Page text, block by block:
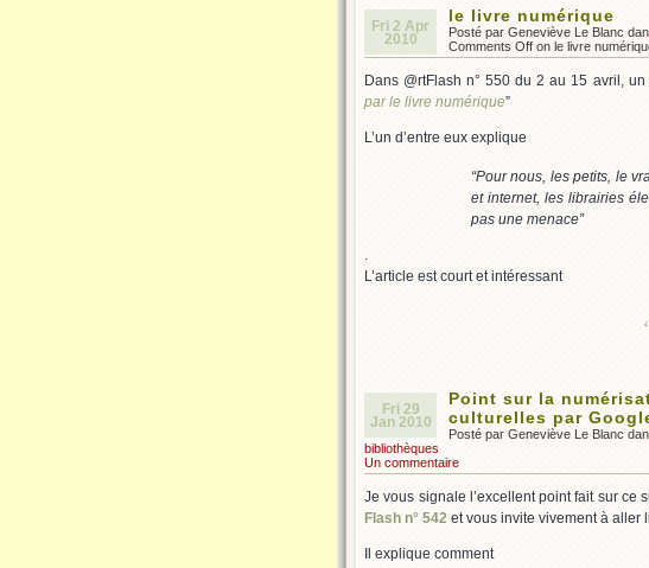
Fri 2 Apr
2010
le livre numérique
Posté par Geneviève Le Blanc
Comments Off on le livre
Dans @rtFlash n° 550 du 2 au 15 avril, un
par le livre numérique”
L’un d’entre eux explique
“Pour nous, les petits, le
et internet, les librairies
pas une menace”
.
L’article est court et intéressant
Fri 29
Jan 2010
Point sur la
culturelles par
Posté par Geneviève Le Blanc
bibliothèques
Un commentaire
Je vous signale l’excellent point fait sur ce
Flash n° 542 et vous invite vivement à aller
Il explique comment